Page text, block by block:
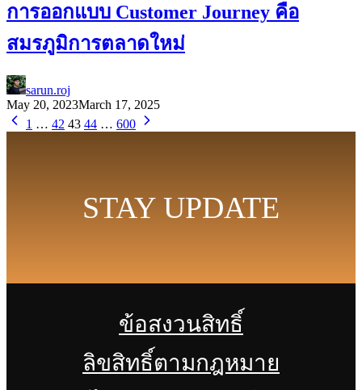
การออกแบบ Customer Journey คือ
สมรภูมิการตลาดใหม่
sarun.roj
May 20, 2023March 17, 2025
1 … 42 43 44 … 600
STAY UPDATE
ข้อสงวนสิทธิ์
ลิขสิทธิ์ตามกฎหมาย